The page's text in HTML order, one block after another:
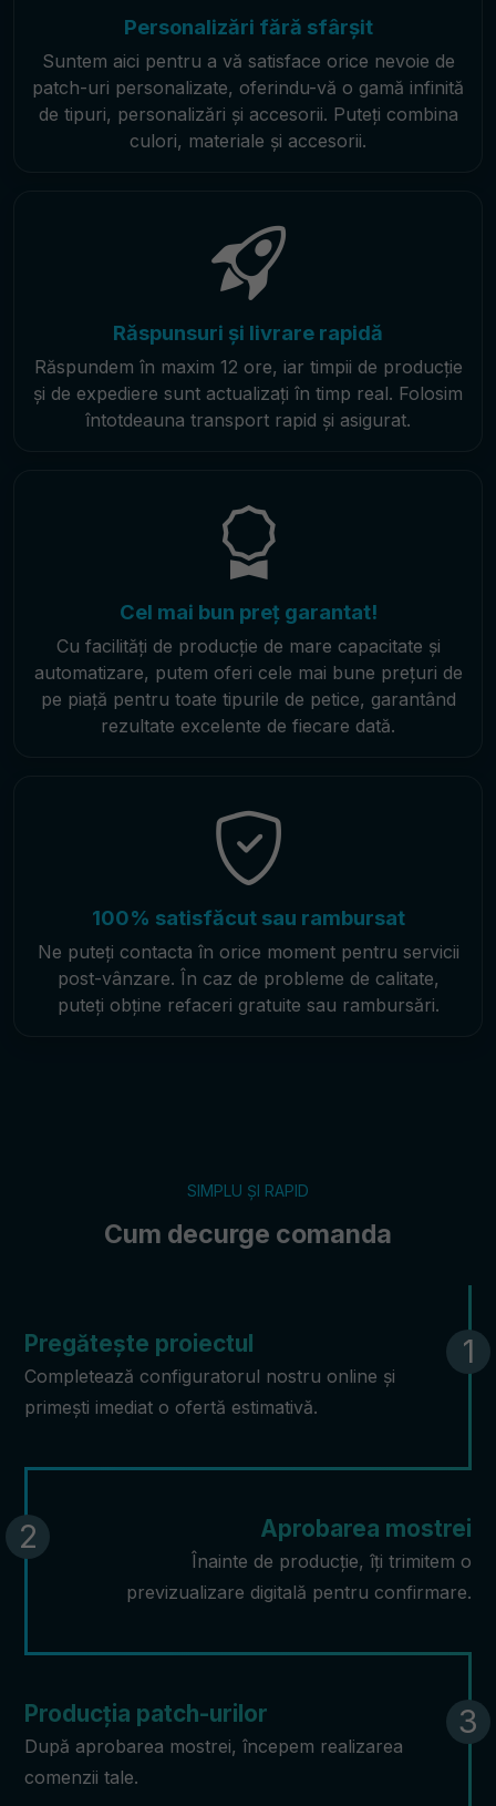
Personalizări fără sfârșit
Suntem aici pentru a vă satisface orice nevoie de
patch-uri personalizate, oferindu-vă o gamă infinită
de tipuri, personalizări și accesorii. Puteți combina
culori, materiale și accesorii.
Răspunsuri și livrare rapidă
Răspundem în maxim 12 ore, iar timpii de producție
și de expediere sunt actualizați în timp real. Folosim
întotdeauna transport rapid și asigurat.
Cel mai bun preț garantat!
Cu facilități de producție de mare capacitate și
automatizare, putem oferi cele mai bune prețuri de
pe piață pentru toate tipurile de petice, garantând
rezultate excelente de fiecare dată.
100% satisfăcut sau rambursat
Ne puteți contacta în orice moment pentru servicii
post-vânzare. În caz de probleme de calitate,
puteți obține refaceri gratuite sau rambursări.
SIMPLU ȘI RAPID
Cum decurge comanda
Pregătește proiectul
Completează configuratorul nostru online și
primești imediat o ofertă estimativă.
Aprobarea mostrei
Înainte de producție, îți trimitem o
previzualizare digitală pentru confirmare.
Producția patch-urilor
După aprobarea mostrei, începem realizarea
comenzii tale.